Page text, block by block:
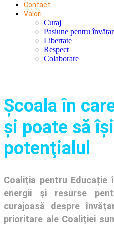
Contact
Valori
Curaj
Pasiune pentru
Libertate
Respect
Colaborare
Şcoala în
și poate să
potenţialul
Coaliția pentru Educație
energii și resurse
curajoasă despre
prioritare ale Coaliției